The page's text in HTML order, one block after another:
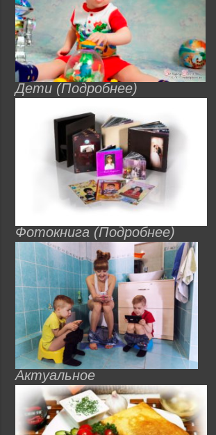
Дети (Подробнее)
Фотокнига (Подробнее)
Актуальное